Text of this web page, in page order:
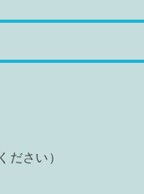
さい）